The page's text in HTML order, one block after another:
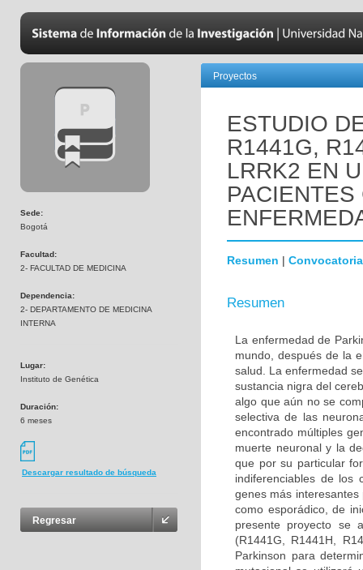
Sede:
Bogotá
Facultad:
2- FACULTAD DE MEDICINA
Dependencia:
2- DEPARTAMENTO DE MEDICINA
INTERNA
Lugar:
Instituto de Genética
Duración:
6 meses
Descargar resultado de búsqueda
Regresar
Proyectos
ESTUDIO
R1441G,
LRRK2 EN
Resumen | Convocatoria
Resumen
La enfermedad de
mundo, después de la
salud. La enfermedad
sustancia nigra del
algo que aún no se
selectiva de las
encontrado múltiples
muerte neuronal y la
que por su particular
indiferenciables de los
genes más
como esporádico, de
presente proyecto se
(R1441G, R1441H,
Parkinson para